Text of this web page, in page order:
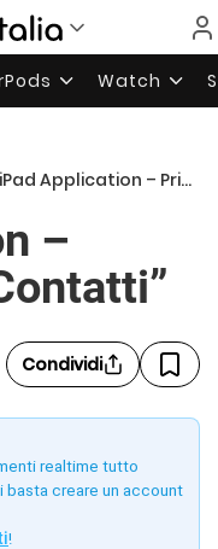
Watch
iPad Application – Prima Parte: “Contatti”
–
Condividi
realtime tutto
basta creare un account
!